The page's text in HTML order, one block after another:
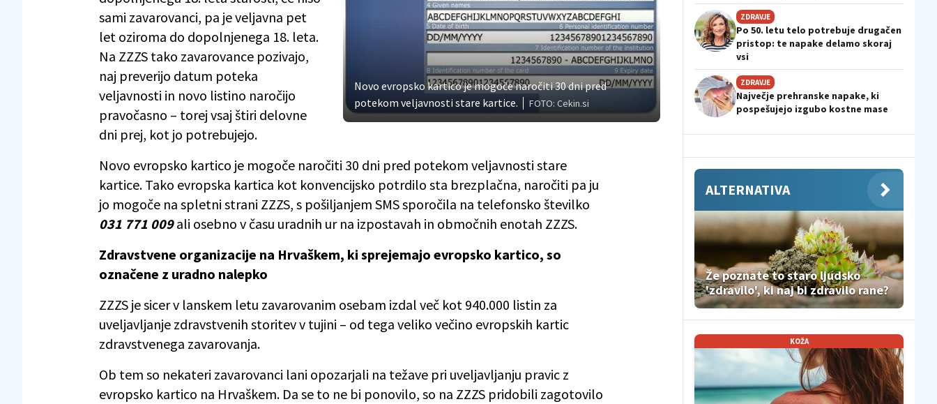
Novo evropsko kartico je mogoče naročiti 30 dni pred
potekom veljavnosti stare kartice.
FOTO: Cekin.si
sami zavarovanci, pa je veljavna pet
let oziroma do dopolnjenega 18. leta.
Na ZZZS tako zavarovance pozivajo,
naj preverijo datum poteka
veljavnosti in novo listino naročijo
pravočasno – torej vsaj štiri delovne
dni prej, kot jo potrebujejo.
Novo evropsko kartico je mogoče naročiti 30 dni pred potekom veljavnosti stare
kartice. Tako evropska kartica kot konvencijsko potrdilo sta brezplačna, naročiti pa ju
jo mogoče na spletni strani ZZZS, s pošiljanjem SMS sporočila na telefonsko številko
031 771 009ali osebno v času uradnih ur na izpostavah in območnih enotah ZZZS.
Zdravstvene organizacije na Hrvaškem, ki sprejemajo evropsko kartico, so
označene z uradno nalepko
ZZZS je sicer v lanskem letu zavarovanim osebam izdal več kot 940.000 listin za
uveljavljanje zdravstvenih storitev v tujini – od tega veliko večino evropskih kartic
zdravstvenega zavarovanja.
Ob tem so nekateri zavarovanci lani opozarjali na težave pri uveljavljanju pravic z
evropsko kartico na Hrvaškem. Da se to ne bi ponovilo, so na ZZZS pridobili zagotovilo
ZDRAVJE
Po 50. letu telo potrebuje drugačen
pristop: te napake delamo skoraj
vsi
ZDRAVJE
Največje prehranske napake, ki
pospešujejo izgubo kostne mase
ALTERNATIVA
Že poznate to staro ljudsko
'zdravilo', ki naj bi zdravilo rane?
KOŽA